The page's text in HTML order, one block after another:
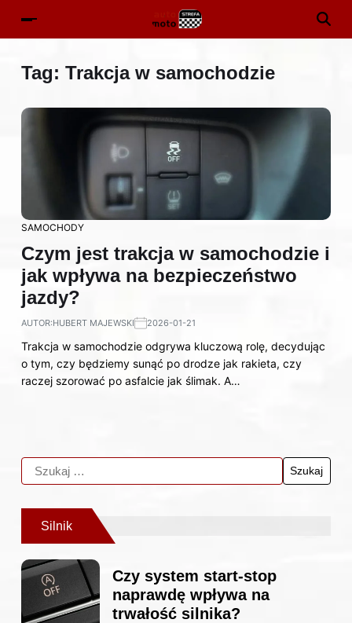
Tag: Trakcja w samochodzie
SAMOCHODY
Czym jest trakcja w samochodzie i
jak wpływa na bezpieczeństwo
jazdy?
AUTOR:HUBERT MAJEWSKI 2026-01-21
Trakcja w samochodzie odgrywa kluczową rolę, decydując
o tym, czy będziemy sunąć po drodze jak rakieta, czy
raczej szorować po asfalcie jak ślimak. A…
Silnik
Czy system start-stop
naprawdę wpływa na
trwałość silnika?